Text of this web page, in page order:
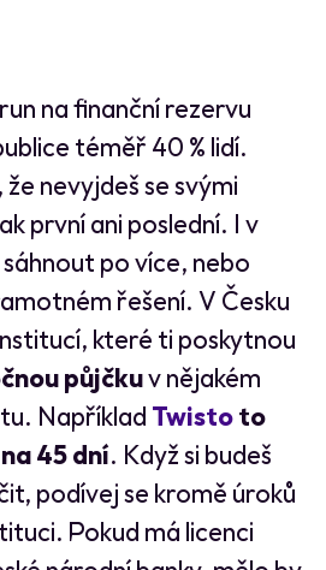
na finanční rezervu
téměř 40 % lidí.
nevyjdeš se svými
první ani poslední. I v
po více, nebo
řešení. V Česku
které ti poskytnou
půjčkuv nějakém
Například Twistoto
45 dní. Když si budeš
podívej se kromě úroků
Pokud má licenci